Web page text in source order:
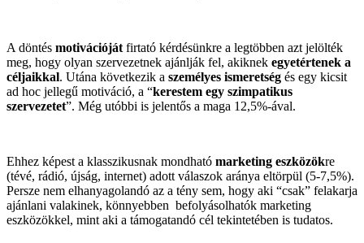
A döntés motivációját firtató kérdésünkre a legtöbben azt jelölték
meg, hogy olyan szervezetnek ajánlják fel, akiknek egyetértenek a
céljaikkal. Utána következik a személyes ismeretség és egy kicsit
ad hoc jellegű motiváció, a “kerestem egy szimpatikus
szervezetet”. Még utóbbi is jelentős a maga 12,5%-ával.
Ehhez képest a klasszikusnak mondható marketing eszközökre
(tévé, rádió, újság, internet) adott válaszok aránya eltörpül (5-7,5%).
Persze nem elhanyagolandó az a tény sem, hogy aki “csak” felakarja
ajánlani valakinek, könnyebben befolyásolhatók marketing
eszközökkel, mint aki a támogatandó cél tekintetében is tudatos.